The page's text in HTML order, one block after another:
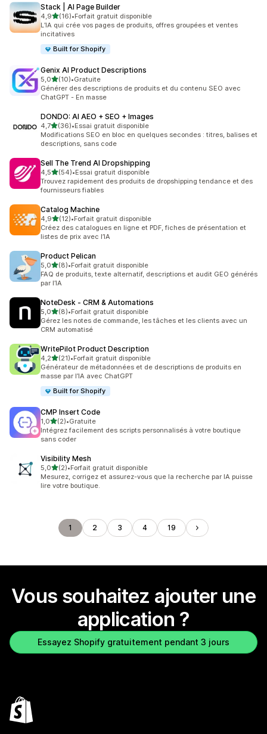
Stack | AI Page Builder
4,9étoile(s) sur 5
(16)
16 avis au total
•Forfait gratuit disponible
L’IA qui crée vos pages de produits, offres groupées et ventes
incitatives
Built for Shopify
Genix AI Product Descriptions
5,0étoile(s) sur 5
(10)
10 avis au total
•Gratuite
Générer des descriptions de produits et du contenu SEO avec
ChatGPT - En masse
DONDO: AI AEO + SEO + Images
4,7étoile(s) sur 5
(36)
36 avis au total
•Essai gratuit disponible
Modifications SEO en bloc en quelques secondes : titres, balises et
descriptions, sans code
Sell The Trend AI Dropshipping
4,5étoile(s) sur 5
(54)
54 avis au total
•Essai gratuit disponible
Trouvez rapidement des produits de dropshipping tendance et des
fournisseurs fiables
Catalog Machine
4,9étoile(s) sur 5
(12)
12 avis au total
•Forfait gratuit disponible
Créez des catalogues en ligne et PDF, fiches de présentation et
listes de prix avec l’IA
Product Pelican
5,0étoile(s) sur 5
(8)
8 avis au total
•Forfait gratuit disponible
FAQ de produits, texte alternatif, descriptions et audit GEO générés
par l’IA
NoteDesk ‑ CRM & Automations
5,0étoile(s) sur 5
(8)
8 avis au total
•Forfait gratuit disponible
Gérez les notes de commande, les tâches et les clients avec un
CRM automatisé
WritePilot Product Description
4,2étoile(s) sur 5
(21)
21 avis au total
•Forfait gratuit disponible
Générateur de métadonnées et de descriptions de produits en
masse par l’IA avec ChatGPT
Built for Shopify
CMP Insert Code
1,0étoile(s) sur 5
(2)
2 avis au total
•Gratuite
Intégrez facilement des scripts personnalisés à votre boutique
sans coder
Visibility Mesh
5,0étoile(s) sur 5
(2)
2 avis au total
•Forfait gratuit disponible
Mesurez, corrigez et assurez-vous que la recherche par IA puisse
lire votre boutique.
1 2 3 4 19
Vous souhaitez ajouter une
application ?
Essayez Shopify gratuitement pendant 3 jours